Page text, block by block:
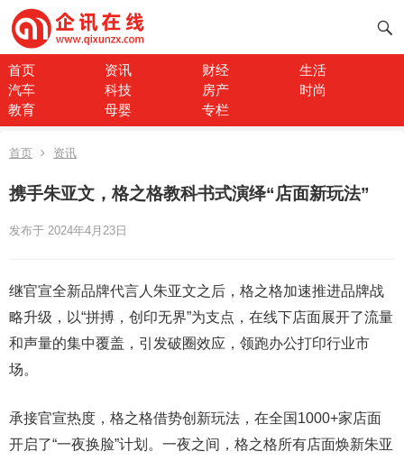
首页 资讯 财经
生活
汽车
科技 房产
时尚
教育
母婴 专栏
首页 资讯
携手朱亚文，格之格教科书式演绎“店面新玩法”
发布于 2024年4月23日
继官宣全新品牌代言人朱亚文之后，格之格加速推进品牌战
略升级，以“拼搏，创印无界”为支点，在线下店面展开了流量
和声量的集中覆盖，引发破圈效应，领跑办公打印行业市
场。
承接官宣热度，格之格借势创新玩法，在全国1000+家店面
开启了“一夜换脸”计划。一夜之间，格之格所有店面焕新朱亚